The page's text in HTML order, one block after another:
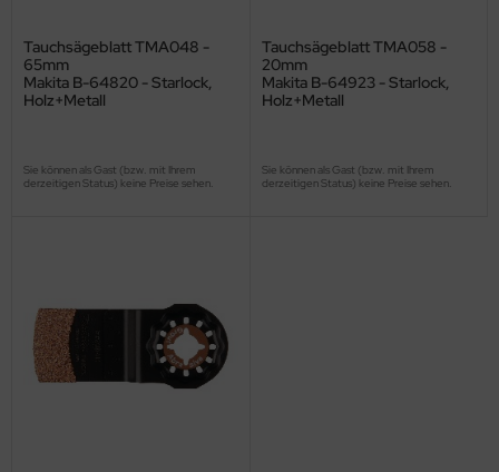
Tauchsägeblatt TMA048 -
65mm
Makita B-64820 - Starlock,
Holz+Metall
Sie können als Gast (bzw. mit Ihrem
derzeitigen Status) keine Preise sehen.
Tauchsägeblatt TMA058 -
20mm
Makita B-64923 - Starlock,
Holz+Metall
Sie können als Gast (bzw. mit Ihrem
derzeitigen Status) keine Preise sehen.